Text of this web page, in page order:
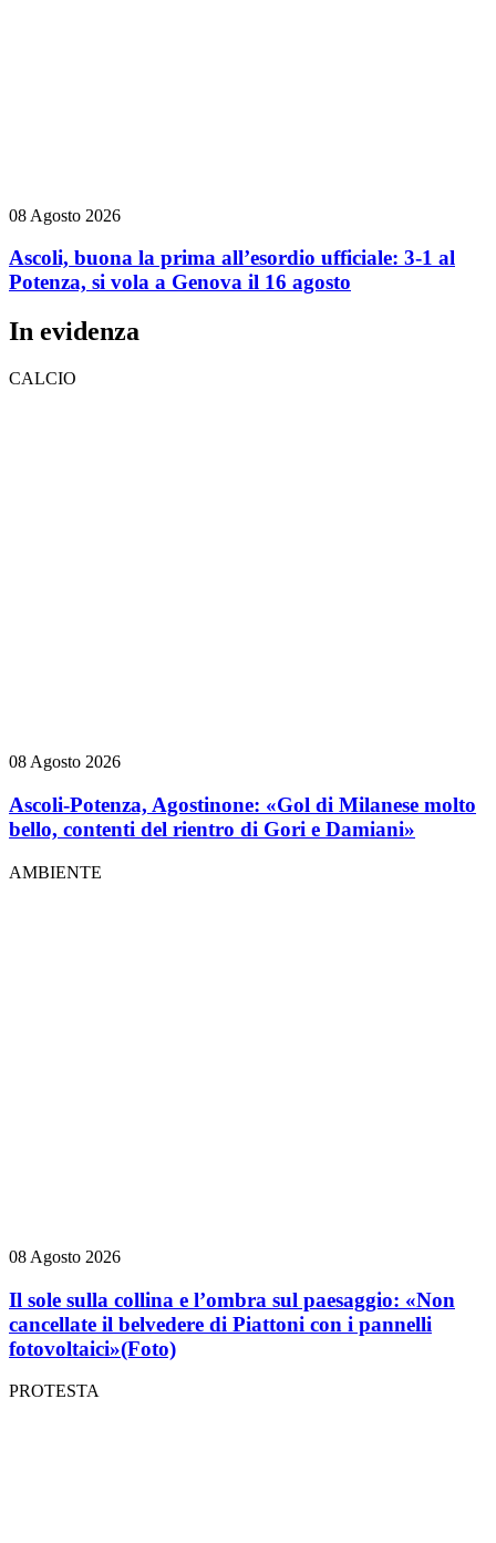
08 Agosto 2026
Ascoli, buona la prima all’esordio ufficiale: 3-1 al
Potenza, si vola a Genova il 16 agosto
In evidenza
CALCIO
08 Agosto 2026
Ascoli-Potenza, Agostinone: «Gol di Milanese molto
bello, contenti del rientro di Gori e Damiani»
AMBIENTE
08 Agosto 2026
Il sole sulla collina e l’ombra sul paesaggio: «Non
cancellate il belvedere di Piattoni con i pannelli
fotovoltaici»(Foto)
PROTESTA